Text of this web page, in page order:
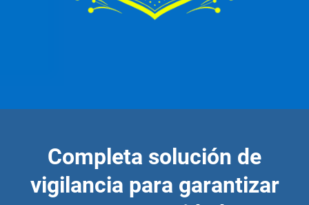
Completa solución de
vigilancia para garantizar